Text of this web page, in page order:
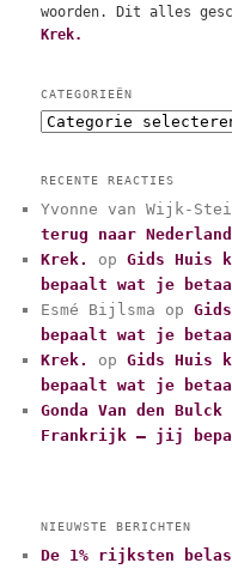
woorden. Dit alles
Krek.
CATEGORIEËN
C
e
g
o
r
i
e
ë
RECENTE REACTIES
Yvonne van Wijk-
terug naar Nederland
Krek.
opGids Huis
bepaalt wat je
Esmé Bijlsma op
bepaalt wat je
Krek.
opGids Huis
bepaalt wat je
Gonda Van den Bulck
Frankrijk – jij
NIEUWSTE BERICHTEN
De 1% rijksten